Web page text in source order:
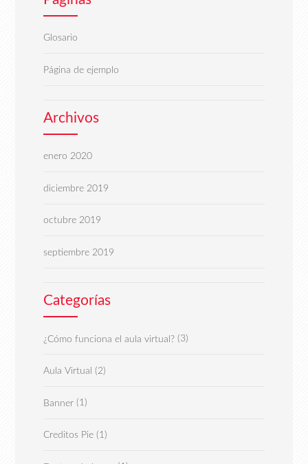
Glosario
Página de ejemplo
Archivos
enero 2020
diciembre 2019
octubre 2019
septiembre 2019
Categorías
¿Cómo funciona el aula virtual?(3)
Aula Virtual (2)
Banner(1)
Creditos Pie(1)